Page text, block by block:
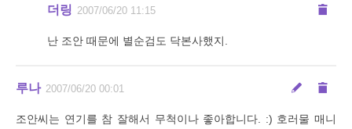
더링 2007/06/20 11:15
난 조안 때문에 별순검도 닥본사했지.
루나 2007/06/20 00:01
조안씨는 연기를 참 잘해서 무척이나 좋아합니다. :) 호러물 매니